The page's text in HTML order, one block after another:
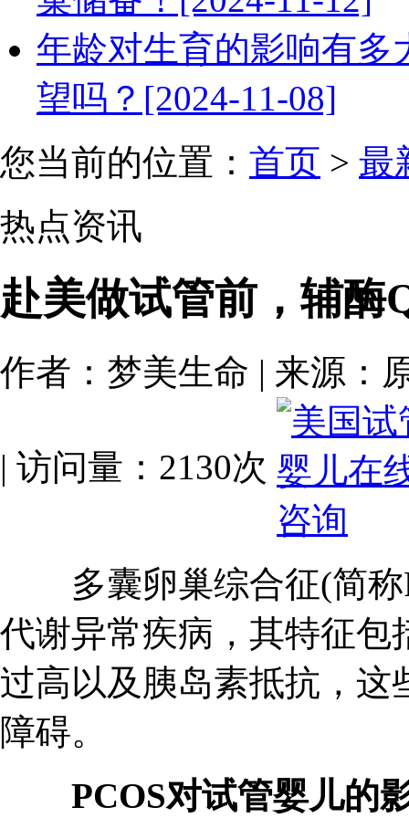
年龄对生育的影响有多
望吗？[2024-11-08]
您当前的位置： 首页 > 最
热点资讯
赴美做试管前，辅酶
作者：梦美生命 | 来源：
| 访问量：2130次
多囊卵巢综合征(简称
代谢异常疾病，其特征包
过高以及胰岛素抵抗，这
障碍。
PCOS对试管婴儿的影